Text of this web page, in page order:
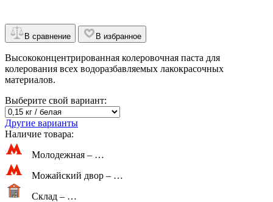
В сравнение В избранное
Высококонцентрированная колеровочная паста для
колерования всех водоразбавляемых лакокрасочных
материалов.
Выберите свой вариант:
Другие варианты
Наличие товара:
Молодежная – …
Можайский двор – …
Склад – …